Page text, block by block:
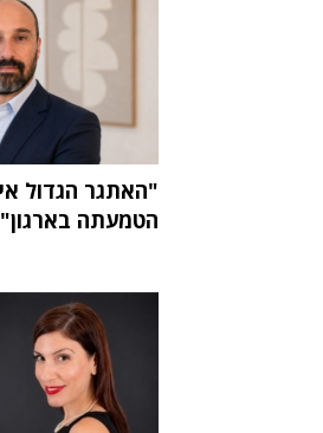
הטמעתה בארגון"